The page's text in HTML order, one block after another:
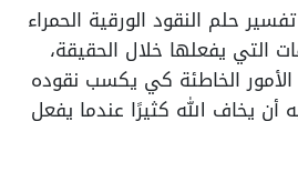
حلم النقود الورقية الحمراء
التي يفعلها خلال الحقيقة،
الخاطئة كي يكسب نقوده
أن يخاف الله كثيرًا عندما يفعل